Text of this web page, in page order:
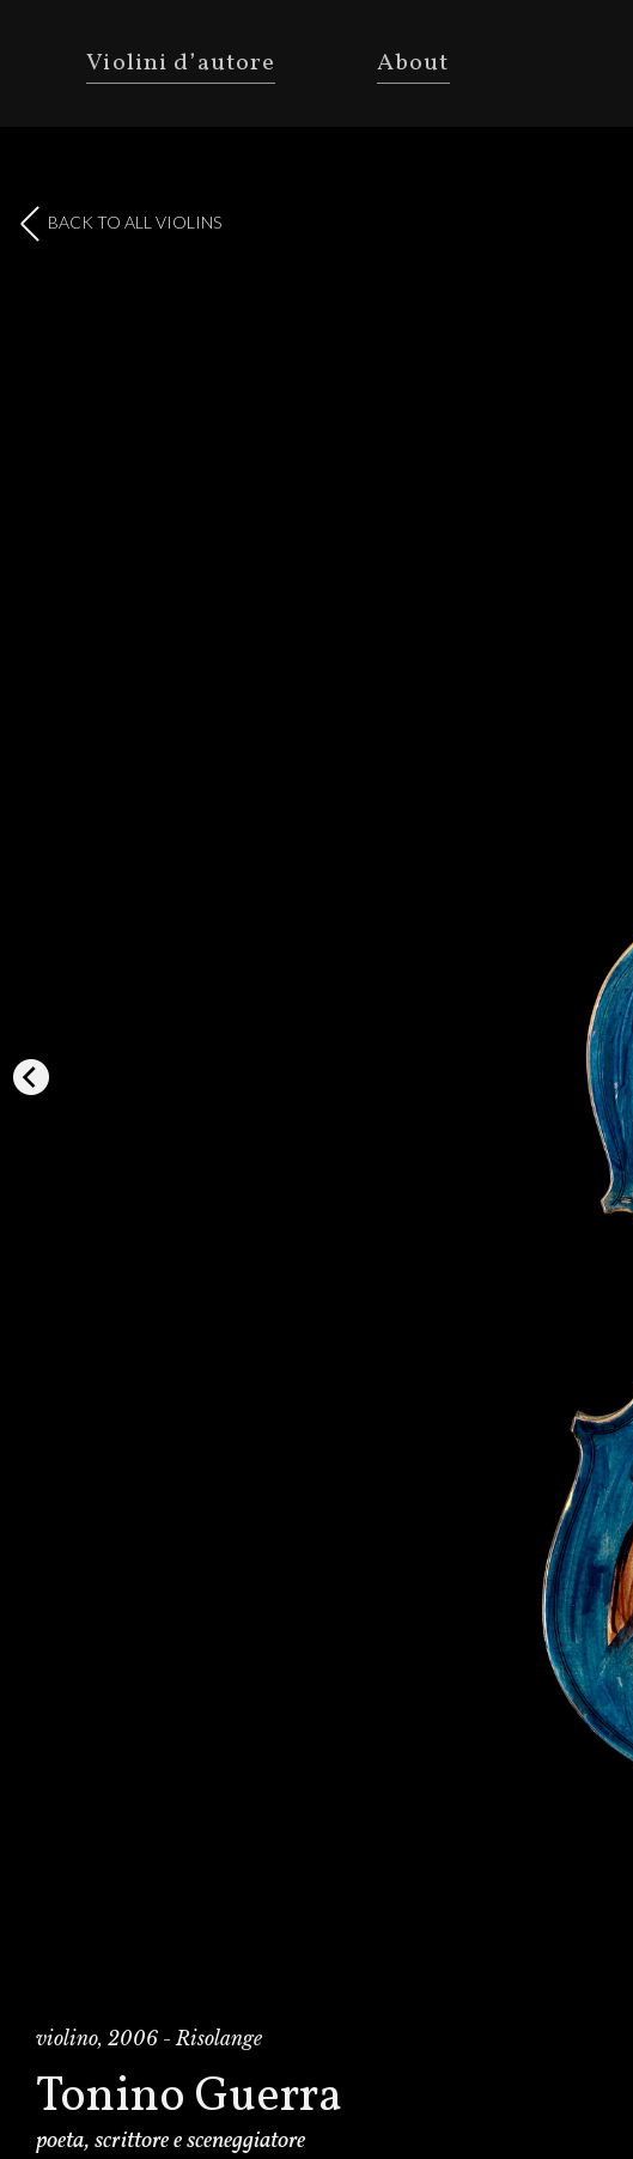
Violini d’autore About
BACK TO ALL VIOLINS
violino, 2006 - Risolange
Tonino Guerra
poeta, scrittore e sceneggiatore